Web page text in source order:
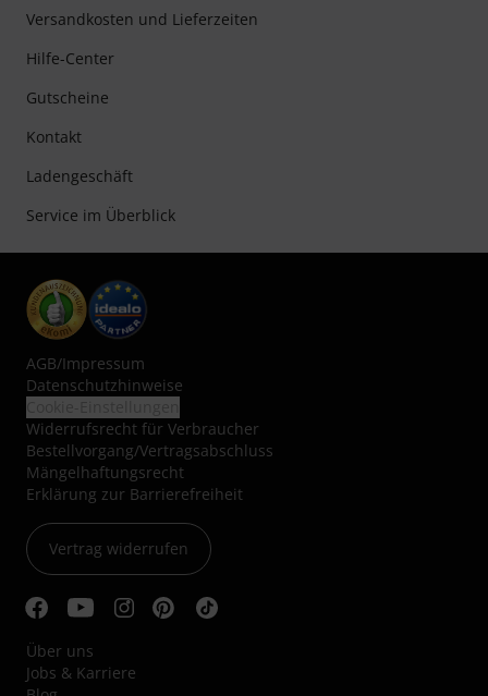
Versandkosten und Lieferzeiten
Hilfe-Center
Gutscheine
Kontakt
Ladengeschäft
Service im Überblick
AGB/Impressum
Datenschutzhinweise
Widerrufsrecht für Verbraucher
Bestellvorgang/Vertragsabschluss
Mängelhaftungsrecht
Erklärung zur Barrierefreiheit
Vertrag widerrufen
Über uns
Jobs & Karriere